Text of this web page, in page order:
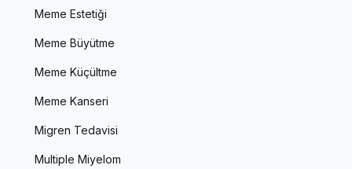
Meme Estetiği
Meme Büyütme
Meme Küçültme
Meme Kanseri
Migren Tedavisi
Multiple Miyelom